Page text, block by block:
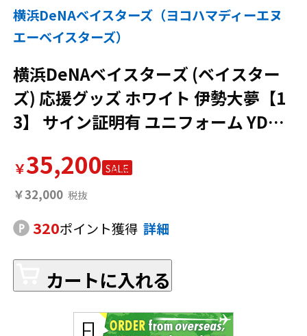
横浜DeNAベイスターズ（ヨコハマディーエヌ
エーベイスターズ）
横浜DeNAベイスターズ (ベイスター
ズ) 応援グッズ ホワイト 伊勢大夢【1
3】 サイン証明有 ユニフォーム YDB 1
給品
￥35,200 SALE
￥32,000
320ポイント獲得 詳細
カートに入れる